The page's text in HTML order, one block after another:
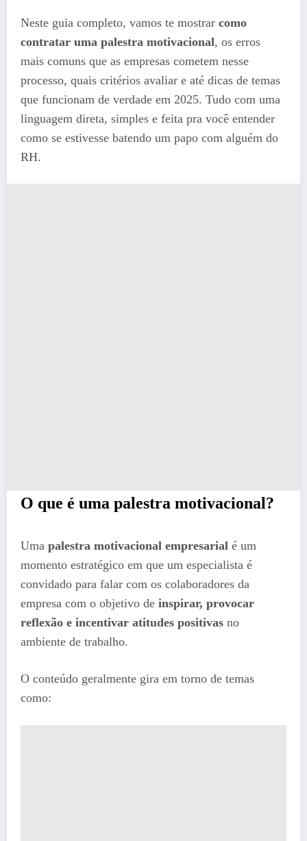
Neste guia completo, vamos te mostrar como
contratar uma palestra motivacional, os erros
mais comuns que as empresas cometem nesse
processo, quais critérios avaliar e até dicas de temas
que funcionam de verdade em 2025. Tudo com uma
linguagem direta, simples e feita pra você entender
como se estivesse batendo um papo com alguém do
RH.
O que é uma palestra motivacional?
Uma palestra motivacional empresarial é um
momento estratégico em que um especialista é
convidado para falar com os colaboradores da
empresa com o objetivo de inspirar, provocar
reflexão e incentivar atitudes positivas no
ambiente de trabalho.
O conteúdo geralmente gira em torno de temas
como: